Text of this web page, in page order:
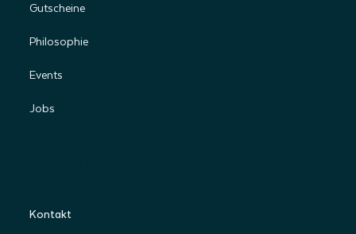
Kontakt
Gutscheine
Philosophie
Events
Jobs